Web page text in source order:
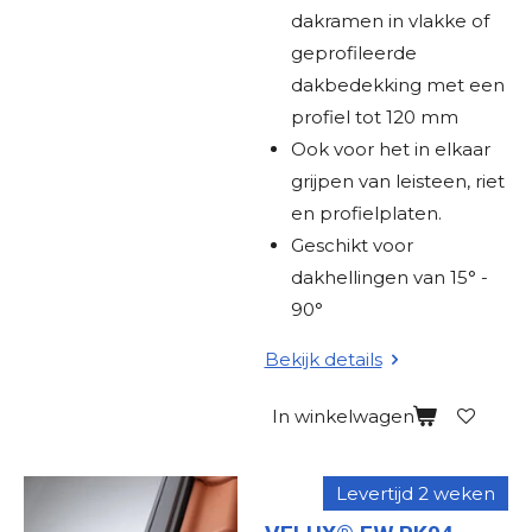
dakramen in vlakke of
geprofileerde
dakbedekking met een
profiel tot 120 mm
Ook voor het in elkaar
grijpen van leisteen, riet
en profielplaten.
Geschikt voor
dakhellingen van 15° -
90°
Bekijk details
In winkelwagen
Levertijd 2 weken